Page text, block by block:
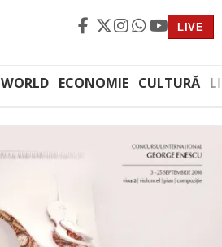
LIVE
WORLD ECONOMIE CULTURĂ